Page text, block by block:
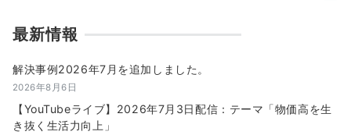
最新情報
解決事例2026年7月を追加しました。
2026年8月6日
【YouTubeライブ】2026年7月3日配信：テーマ「物価高を生
き抜く生活力向上」